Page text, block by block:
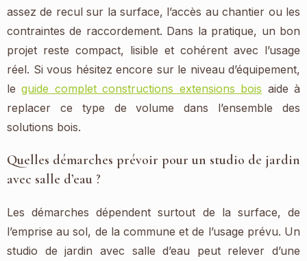
assez de recul sur la surface, l’accès au chantier ou les
contraintes de raccordement. Dans la pratique, un bon
projet reste compact, lisible et cohérent avec l’usage
réel. Si vous hésitez encore sur le niveau d’équipement,
leguide complet constructions extensions bois aide à
replacer ce type de volume dans l’ensemble des
solutions bois.
Quelles démarches prévoir pour un studio de jardin
avec salle d’eau ?
Les démarches dépendent surtout de la surface, de
l’emprise au sol, de la commune et de l’usage prévu. Un
studio de jardin avec salle d’eau peut relever d’une